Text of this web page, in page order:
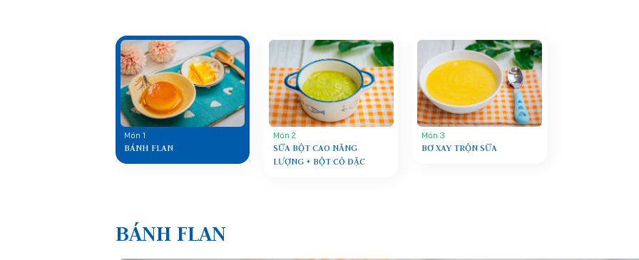
Món 1
BÁNH FLAN
Món 2
SỮA BỘT CAO NĂNG
LƯỢNG + BỘT CÔ ĐẶC
Món 3
BƠ XAY TRỘN SỮA
BÁNH FLAN